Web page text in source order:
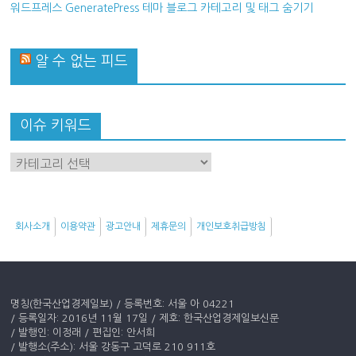
워드프레스 GeneratePress 테마 블로그 카테고리 및 태그 숨기기
알 수 없는 피드
이슈 키워드
이
드
회사소개 이용약관 광고안내 제휴문의 개인보호취급방침
명칭(한국산업경제일보) / 등록번호: 서울 아 04221
/ 등록일자: 2016년 11월 17일 / 제호: 한국산업경제일보신문
/ 발행인: 이정래 / 편집인: 안서희
/ 발행소(주소): 서울 강동구 고덕로 210 911호